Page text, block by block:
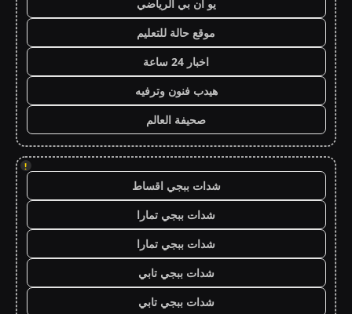
يو ان بي الرياضي
موقع حالة للتعليم
اخبار 24 ساعة
هيدب فنون وترفيه
صحيفة العالم
!
شدات ببجي اقساط
شدات ببجي تمارا
شدات ببجي تمارا
شدات ببجي تابي
شدات ببجي تابي